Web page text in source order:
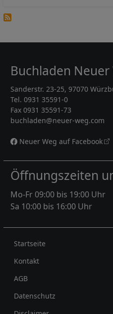
Buchladen Neuer
Sanderstr. 23-25, 97070
Tel. 0931 35591-0
Fax 0931 35591-73
buchladen@neuer-weg.com
Neuer Weg auf Facebook
Öffnungszeiten
Mo-Fr 09:00 bis 19:00 Uhr
Sa 10:00 bis 16:00 Uhr
Rechtliches
Startseite
Kontakt
AGB
Datenschutz